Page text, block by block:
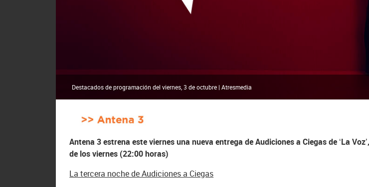
Destacados de programación del viernes, 3 de octubre | Atresmedia
Antena 3 estrena este viernes una nueva entrega de Audiciones a Ciegas de ‘La
de los viernes (22:00 horas)
La tercera noche de Audiciones a Ciegas